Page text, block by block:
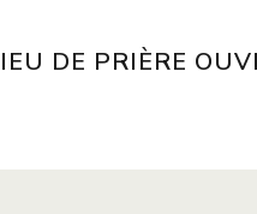
DE PRIÈRE